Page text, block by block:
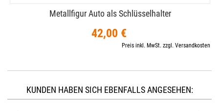
Metallfigur Auto als Schlüsselhalter
42,00 €
Preis inkl. MwSt. zzgl. Versandkosten
KUNDEN HABEN SICH EBENFALLS ANGESEHEN: